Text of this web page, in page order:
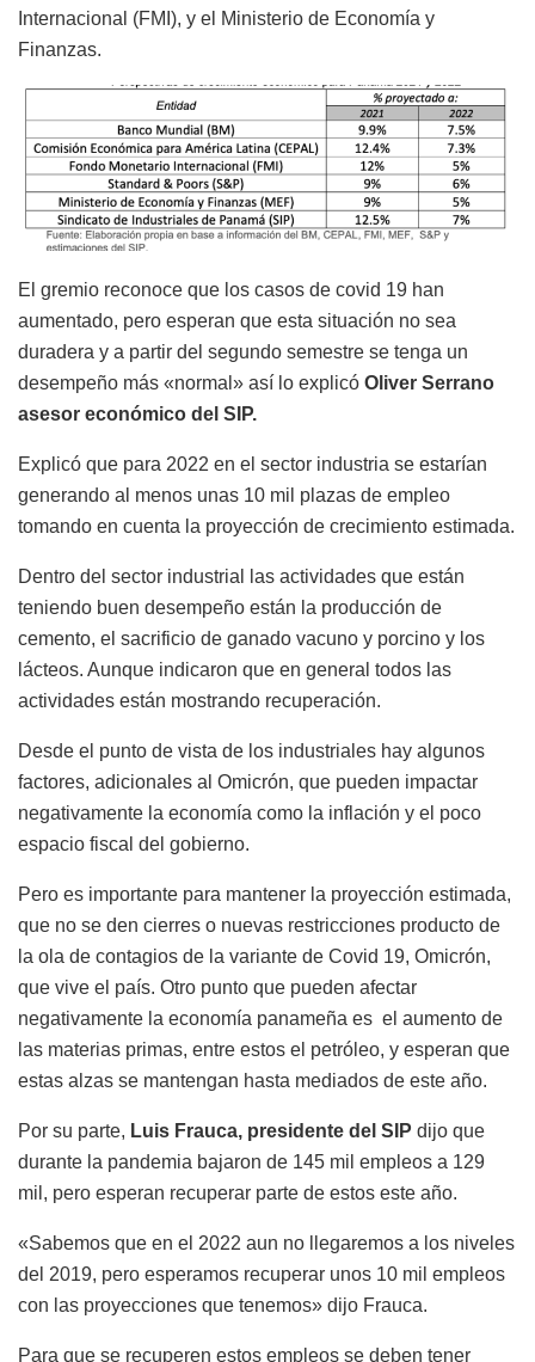
Internacional (FMI), y el Ministerio de Economía y
Finanzas.
El gremio reconoce que los casos de covid 19 han
aumentado, pero esperan que esta situación no sea
duradera y a partir del segundo semestre se tenga un
desempeño más «normal» así lo explicó Oliver Serrano
asesor económico del SIP.
Explicó que para 2022 en el sector industria se estarían
generando al menos unas 10 mil plazas de empleo
tomando en cuenta la proyección de crecimiento estimada.
Dentro del sector industrial las actividades que están
teniendo buen desempeño están la producción de
cemento, el sacrificio de ganado vacuno y porcino y los
lácteos. Aunque indicaron que en general todos las
actividades están mostrando recuperación.
Desde el punto de vista de los industriales hay algunos
factores, adicionales al Omicrón, que pueden impactar
negativamente la economía como la inflación y el poco
espacio fiscal del gobierno.
Pero es importante para mantener la proyección estimada,
que no se den cierres o nuevas restricciones producto de
la ola de contagios de la variante de Covid 19, Omicrón,
que vive el país. Otro punto que pueden afectar
negativamente la economía panameña es el aumento de
las materias primas, entre estos el petróleo, y esperan que
estas alzas se mantengan hasta mediados de este año.
Por su parte, Luis Frauca, presidente del SIP dijo que
durante la pandemia bajaron de 145 mil empleos a 129
mil, pero esperan recuperar parte de estos este año.
«Sabemos que en el 2022 aun no llegaremos a los niveles
del 2019, pero esperamos recuperar unos 10 mil empleos
con las proyecciones que tenemos» dijo Frauca.
Para que se recuperen estos empleos se deben tener